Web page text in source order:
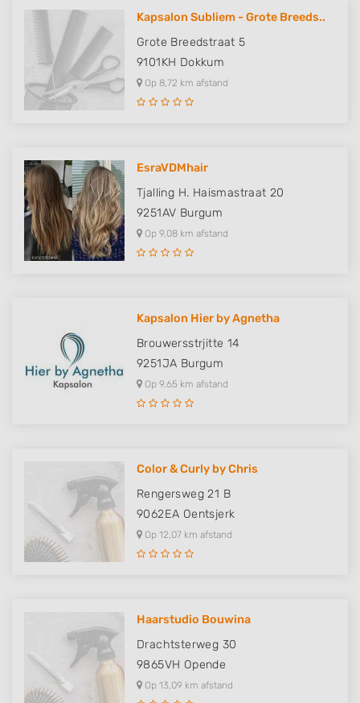
Kapsalon Subliem - Grote Breeds..
Grote Breedstraat 5
9101KH Dokkum
Op 8,72 km afstand
EsraVDMhair
Tjalling H. Haismastraat 20
9251AV Burgum
Op 9,08 km afstand
Kapsalon Hier by Agnetha
Brouwersstrjitte 14
9251JA Burgum
Op 9,65 km afstand
Color & Curly by Chris
Rengersweg 21 B
9062EA Oentsjerk
Op 12,07 km afstand
Haarstudio Bouwina
Drachtsterweg 30
9865VH Opende
Op 13,09 km afstand